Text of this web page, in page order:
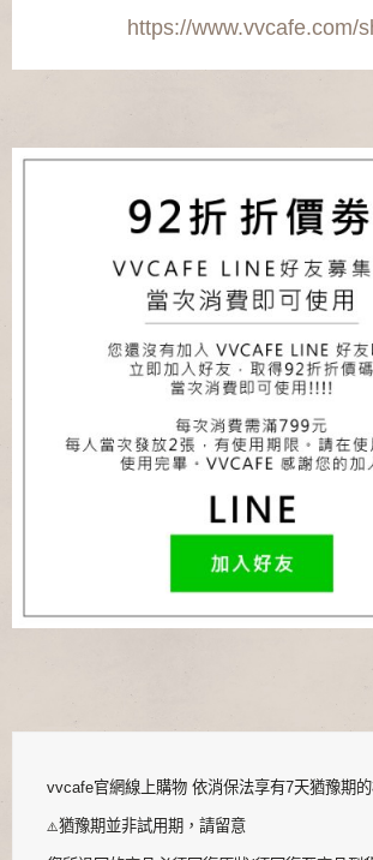
https://www.vvcafe.com/
vvcafe官網線上購物 依消保法享有7天猶豫期
⚠️猶豫期並非試用期，請留意